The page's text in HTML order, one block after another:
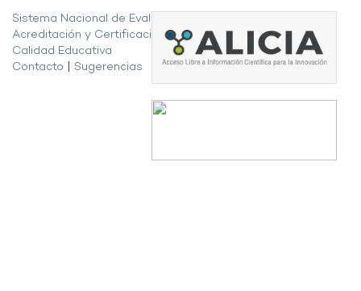
Sistema Nacional de Evaluación,
Acreditación y Certificación de la
Calidad Educativa
Contacto
Sugerencias